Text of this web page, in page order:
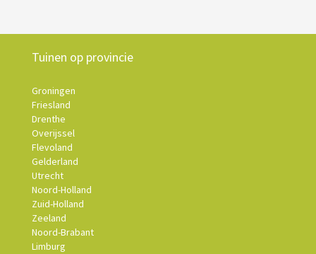
Tuinen op provincie
Groningen
Friesland
Drenthe
Overijssel
Flevoland
Gelderland
Utrecht
Noord-Holland
Zuid-Holland
Zeeland
Noord-Brabant
Limburg